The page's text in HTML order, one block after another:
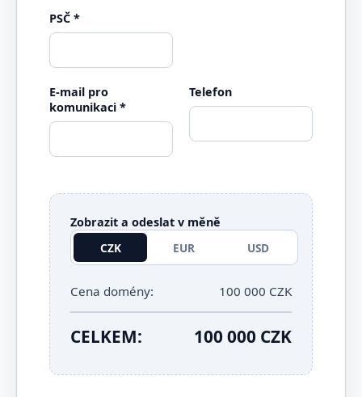
PSČ *
E-mail pro
komunikaci *
Telefon
Zobrazit a odeslat v měně
CZK
EUR USD
Cena domény: 100 000 CZK
CELKEM: 100 000 CZK